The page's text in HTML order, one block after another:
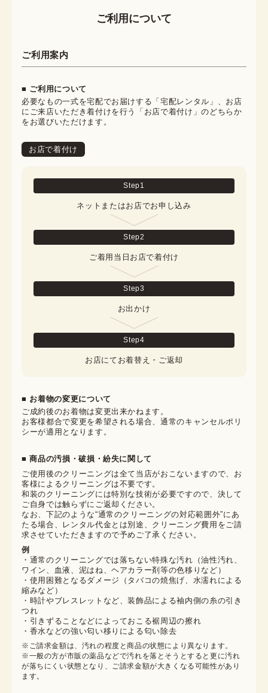
ご利用について
ご利用案内
■ ご利用について
必要なもの一式を宅配でお届けする「宅配レンタル」、お店
にご来店いただき着付けを行う「お店で着付け」のどちらか
をお選びいただけます。
お店で着付け
Step1
ネットまたはお店でお申し込み
Step2
ご着用当日お店で着付け
Step3
お出かけ
Step4
お店にてお着替え・ご返却
■ お着物の変更について
ご成約後のお着物は変更出来かねます。
お客様都合で変更を希望される場合、通常のキャンセルポリ
シーが適用となります。
■ 商品の汚損・破損・紛失に関して
ご使用後のクリーニングは全て当店がおこないますので、お
客様によるクリーニングは不要です。
和装のクリーニングには特別な技術が必要ですので、決して
ご自身では触らずにご返却ください。
なお、下記のような“通常のクリーニングの対応範囲外”にあ
たる場合、レンタル代金とは別途、クリーニング費用をご請
求させていただきますので予めご了承ください。
例
・通常のクリーニングでは落ちない特殊な汚れ（油性汚れ、
ワイン、血液、泥はね、ヘアカラー剤等の色移りなど）
・使用困難となるダメージ（タバコの焼焦げ、水濡れによる
縮みなど）
・時計やブレスレットなど、装飾品による袖内側の糸の引き
つれ
・引きずることなどによっておこる裾周辺の擦れ
・香水などの強い匂い移りによる匂い除去
※ご請求金額は、汚れの程度と商品の状態により異なります。
※一般の方が市販の薬品などで汚れを落とそうとすると更に汚れ
が落ちにくい状態となり、ご請求金額が大きくなる可能性があり
ます。